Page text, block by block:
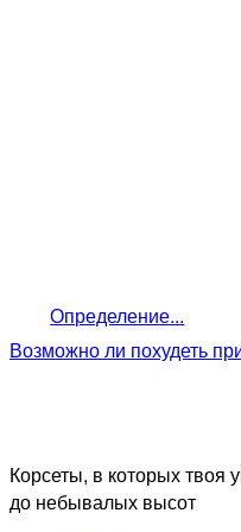
Определение...
Возможно ли похудеть
Корсеты, в которых твоя
до небывалых высот